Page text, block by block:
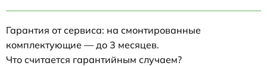
Гарантия от сервиса: на смонтированные
комплектующие — до 3 месяцев.
Что считается гарантийным случаем?